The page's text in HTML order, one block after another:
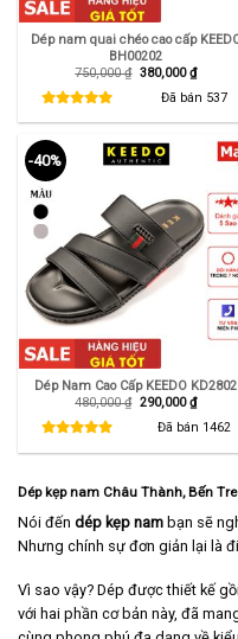
Dép nam quai chéo cao cấp
BH00202
750,000₫ Giá
750,000 ₫.
380,000₫Giá
hiện
tại
là:
Đã bán 537
-40%
Dép Nam Cao Cấp KEEDO KD2802
480,000₫ Giá
290,000₫Giá
hiện
tại
Đã bán 1462
Dép kẹp nam Châu Thành, Bến Tre
Nói đến dép kẹp nam bạn sẽ
Nhưng chính sự đơn giản lại là
Vì sao vậy? Dép được thiết kế
với hai phần cơ bản này, đã